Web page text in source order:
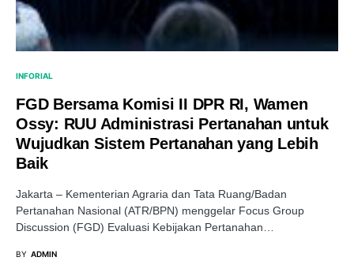
INFORIAL
FGD Bersama Komisi II DPR RI, Wamen
Ossy: RUU Administrasi Pertanahan untuk
Wujudkan Sistem Pertanahan yang Lebih
Baik
Jakarta – Kementerian Agraria dan Tata Ruang/Badan
Pertanahan Nasional (ATR/BPN) menggelar Focus Group
Discussion (FGD) Evaluasi Kebijakan Pertanahan…
BY ADMIN